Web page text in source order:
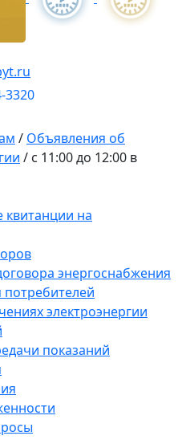
3320
/ Объявления об
/ с 11:00 до 12:00 в
квитанции на
энергоснабжения
электроэнергии
показаний